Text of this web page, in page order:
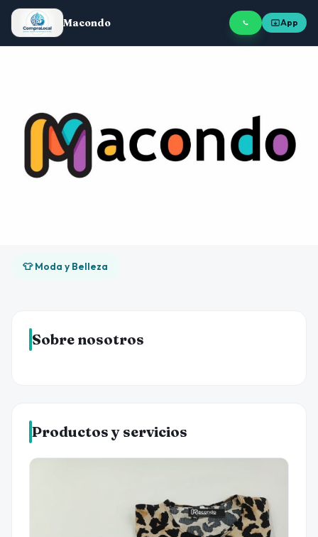
Macondo App
👕 Moda y Belleza
Sobre nosotros
Productos y servicios